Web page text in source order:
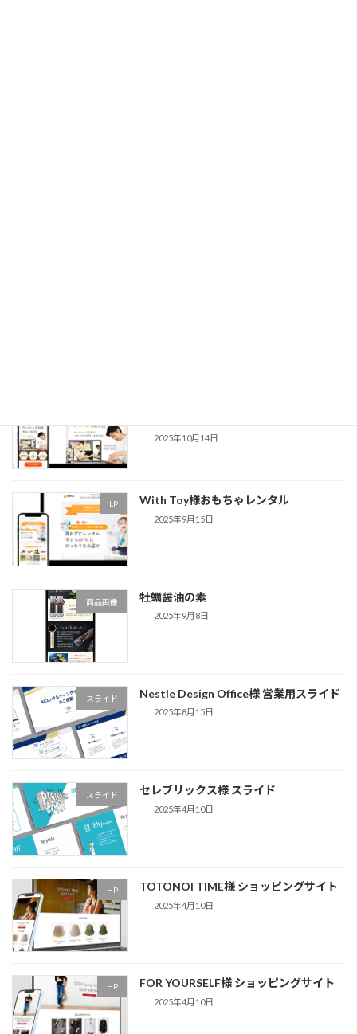
2025年10月14日
LP With Toy様おもちゃレンタル
2025年9月15日
商品画像 牡蠣醤油の素
2025年9月8日
スライド Nestle Design Office様 営業用スライド
2025年8月15日
スライド セレブリックス様 スライド
2025年4月10日
HP TOTONOI TIME様 ショッピングサイト
2025年4月10日
HP FOR YOURSELF様 ショッピングサイト
2025年4月10日